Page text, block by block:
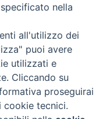
Umbra - Gualdo
Assisi (PG)
nella
all'utilizzo dei
puoi avere
utilizzati e
Cliccando su
proseguirai
cookie tecnici.